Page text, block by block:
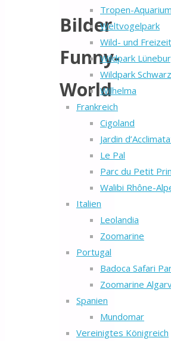
Tropen-
Weltvogelpark
Wild- und
Wildpark
Wildpark
Wilhelma
Frankreich
Cigoland
Jardin
Le Pal
Parc du Petit
Walibi Rhône-
Italien
Leolandia
Zoomarine
Portugal
Badoca Safari
Zoomarine
Spanien
Mundomar
Vereinigtes Königreich
Bilder
Funny-
World